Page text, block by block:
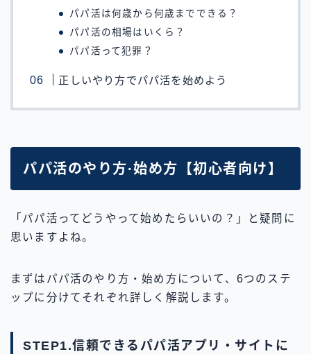
パパ活は何歳から何歳までできる？
パパ活の相場はいくら？
パパ活って犯罪？
正しいやり方でパパ活を始めよう
パパ活のやり方·始め方【初心者向け】
「パパ活ってどうやって始めたらいいの？」と疑問に
思いますよね。
まずはパパ活のやり方・始め方について、6つのステ
ップに分けてそれぞれ詳しく解説します。
STEP1.信頼できるパパ活アプリ・サイトに